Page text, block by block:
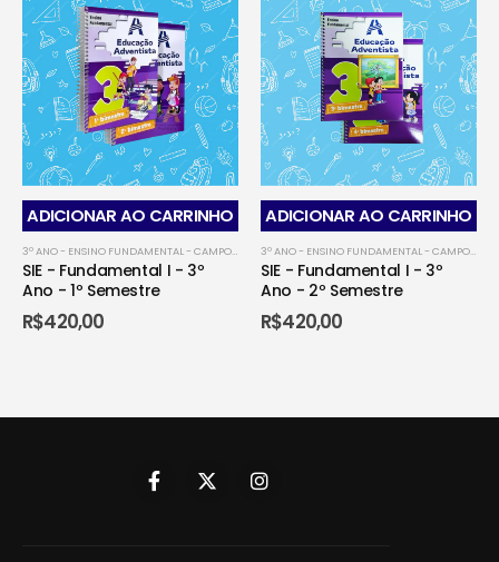
ADICIONAR AO CARRINHO
3º ANO - ENSINO FUNDAMENTAL - CAMPO GRANDENSE ,3º ANO - ENSINO FUNDAMENTAL -
SIE - Fundamental I - 3º
Ano - 1º Semestre
R$420,00
ADICIONAR AO CARRINHO
3º ANO - ENSINO FUNDAMENTAL - CAMPO GRANDENSE
SIE - Fundamental I - 3º
Ano - 2º Semestre
R$420,00